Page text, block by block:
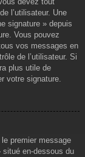
l’utilisateur. Une
signature » depuis
Vous pouvez
vos messages en
de l’utilisateur. Si
plus utile de
votre signature.
premier message
situé en-dessous du